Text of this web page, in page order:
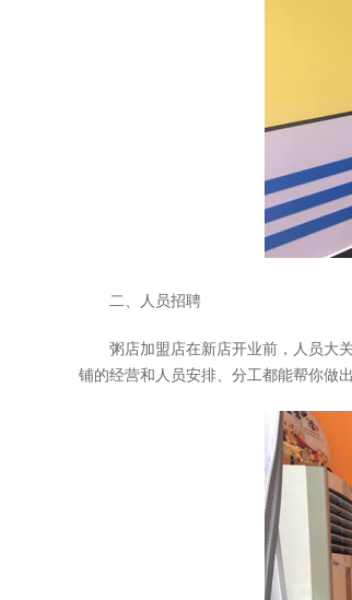
二、人员招聘
粥店加盟店在新店开业前，人员大
铺的经营和人员安排、分工都能帮你做